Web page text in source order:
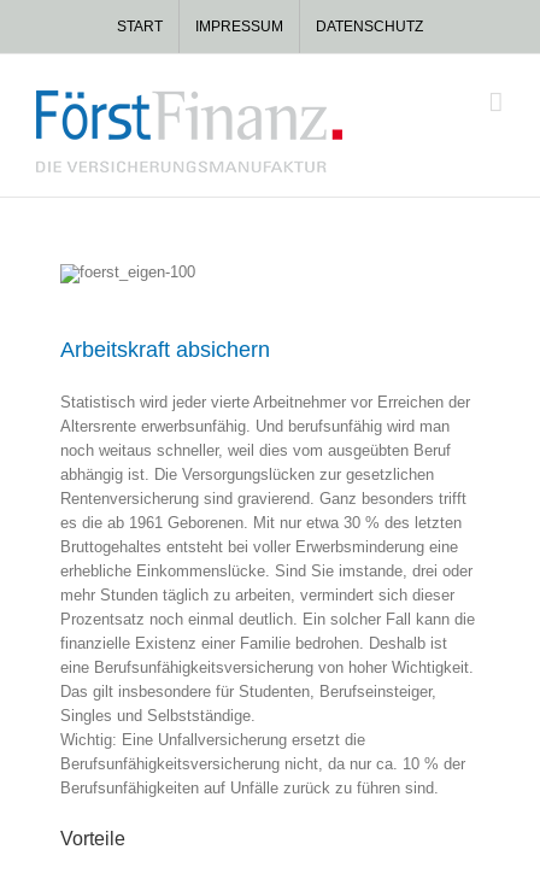
springen
START IMPRESSUM DATENSCHUTZ
Arbeitskraft absichern
Statistisch wird jeder vierte Arbeitnehmer vor Erreichen der
Altersrente erwerbsunfähig. Und berufsunfähig wird man
noch weitaus schneller, weil dies vom ausgeübten Beruf
abhängig ist. Die Versorgungslücken zur gesetzlichen
Rentenversicherung sind gravierend. Ganz besonders trifft
es die ab 1961 Geborenen. Mit nur etwa 30 % des letzten
Bruttogehaltes entsteht bei voller Erwerbsminderung eine
erhebliche Einkommenslücke. Sind Sie imstande, drei oder
mehr Stunden täglich zu arbeiten, vermindert sich dieser
Prozentsatz noch einmal deutlich. Ein solcher Fall kann die
finanzielle Existenz einer Familie bedrohen. Deshalb ist
eine Berufsunfähigkeitsversicherung von hoher Wichtigkeit.
Das gilt insbesondere für Studenten, Berufseinsteiger,
Singles und Selbstständige.
Wichtig: Eine Unfallversicherung ersetzt die
Berufsunfähigkeitsversicherung nicht, da nur ca. 10 % der
Berufsunfähigkeiten auf Unfälle zurück zu führen sind.
Vorteile